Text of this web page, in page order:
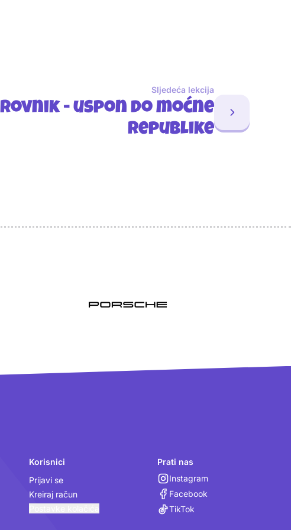
Sljedeća lekcija
- uspon do moćne
Republike
Korisnici
Prijavi se
Kreiraj račun
Prati nas
Instagram
Facebook
TikTok